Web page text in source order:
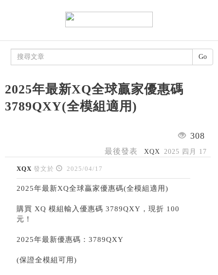
2025年最新XQ全球贏家優惠碼
3789QXY(全模組適用)
308
最後發表 XQX 2025 四月 17
XQX 發文於 2025/04/17
2025年最新XQ全球贏家優惠碼(全模組適用)
購買 XQ 模組輸入優惠碼 3789QXY，現折 100
元！
2025年最新優惠碼：3789QXY
(保證全模組可用)
Go